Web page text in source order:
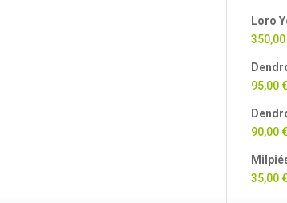
Loro
95,00€
90,00€
35,00€